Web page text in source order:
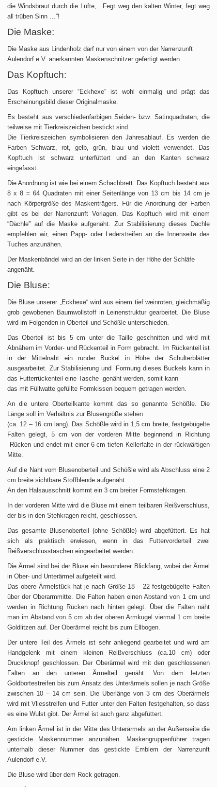
die Windsbraut durch die Lüfte,…Fegt weg den kalten Winter, fegt weg
all trüben Sinn …”!
Die Maske:
Die Maske aus Lindenholz darf nur von einem von der Narrenzunft
Aulendorf e.V. anerkannten Maskenschnitzer gefertigt werden.
Das Kopftuch:
Das Kopftuch unserer “Eckhexe” ist wohl einmalig und prägt das
Erscheinungsbild dieser Originalmaske.
Es besteht aus verschiedenfarbigen Seiden- bzw. Satinquadraten, die
teilweise mit Tierkreiszeichen bestickt sind.
Die Tierkreiszeichen symbolisieren den Jahresablauf. Es werden die
Farben Schwarz, rot, gelb, grün, blau und violett verwendet. Das
Kopftuch ist schwarz unterfüttert und an den Kanten schwarz
eingefasst.
Die Anordnung ist wie bei einem Schachbrett. Das Kopftuch besteht aus
8 x 8 = 64 Quadraten mit einer Seitenlänge von 13 cm bis 14 cm je
nach Körpergröße des Maskenträgers. Für die Anordnung der Farben
gibt es bei der Narrenzunft Vorlagen. Das Kopftuch wird mit einem
“Dächle” auf die Maske aufgenäht. Zur Stabilisierung dieses Dächle
empfehlen wir, einen Papp- oder Lederstreifen an die Innenseite des
Tuches anzunähen.
Der Maskenbändel wird an der linken Seite in der Höhe der Schläfe
angenäht.
Die Bluse:
Die Bluse unserer „Eckhexe“ wird aus einem tief weinroten, gleichmäßig
grob gewobenen Baumwollstoff in Leinenstruktur gearbeitet. Die Bluse
wird im Folgenden in Oberteil und Schößle unterschieden.
Das Oberteil ist bis 5 cm unter die Taille geschnitten und wird mit
Abnähern im Vorder- und Rückenteil in Form gebracht. Im Rückenteil ist
in der Mittelnaht ein runder Buckel in Höhe der Schulterblätter
ausgearbeitet. Zur Stabilisierung und Formung dieses Buckels kann in
das Futterrückenteil eine Tasche genäht werden, somit kann
das mit Füllwatte gefüllte Formkissen bequem getragen werden.
An die untere Oberteilkante kommt das so genannte Schößle. Die
Länge soll im Verhältnis zur Blusengröße stehen
(ca. 12 – 16 cm lang). Das Schößle wird in 1,5 cm breite, festgebügelte
Falten gelegt, 5 cm von der vorderen Mitte beginnend in Richtung
Rücken und endet mit einer 6 cm tiefen Kellerfalte in der rückwärtigen
Mitte.
Auf die Naht vom Blusenoberteil und Schößle wird als Abschluss eine 2
cm breite sichtbare Stoffblende aufgenäht.
An den Halsausschnitt kommt ein 3 cm breiter Formstehkragen.
In der vorderen Mitte wird die Bluse mit einem teilbaren Reißverschluss,
der bis in den Stehkragen reicht, geschlossen.
Das gesamte Blusenoberteil (ohne Schößle) wird abgefüttert. Es hat
sich als praktisch erwiesen, wenn in das Futtervorderteil zwei
Reißverschlusstaschen eingearbeitet werden.
Die Ärmel sind bei der Bluse ein besonderer Blickfang, wobei der Ärmel
in Ober- und Unterärmel aufgeteilt wird.
Das obere Ärmelstück hat je nach Größe 18 – 22 festgebügelte Falten
über der Oberarmmitte. Die Falten haben einen Abstand von 1 cm und
werden in Richtung Rücken nach hinten gelegt. Über die Falten näht
man im Abstand von 5 cm ab der oberen Armkugel viermal 1 cm breite
Goldlitzen auf. Der Oberärmel reicht bis zum Ellbogen.
Der untere Teil des Ärmels ist sehr anliegend gearbeitet und wird am
Handgelenk mit einem kleinen Reißverschluss (ca.10 cm) oder
Druckknopf geschlossen. Der Oberärmel wird mit den geschlossenen
Falten an den unteren Ärmelteil genäht. Von dem letzten
Goldbortestreifen bis zum Ansatz des Unterärmels sollen je nach Größe
zwischen 10 – 14 cm sein. Die Überlänge von 3 cm des Oberärmels
wird mit Vliesstreifen und Futter unter den Falten festgehalten, so dass
es eine Wulst gibt. Der Ärmel ist auch ganz abgefüttert.
Am linken Ärmel ist in der Mitte des Unterärmels an der Außenseite die
gestickte Maskennummer anzunähen. Maskengruppenführer tragen
unterhalb dieser Nummer das gestickte Emblem der Narrenzunft
Aulendorf e.V.
Die Bluse wird über dem Rock getragen.